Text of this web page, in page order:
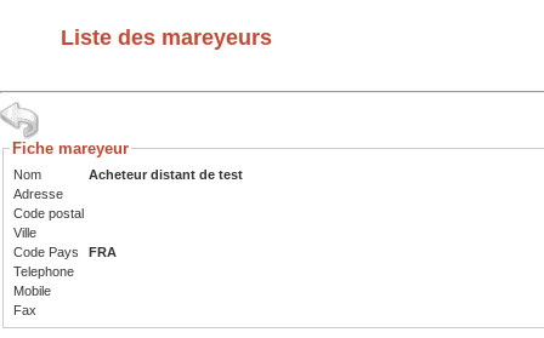
Liste des mareyeurs
Fiche mareyeur
Nom
Acheteur distant de test
Adresse
Code postal
Ville
Code Pays
FRA
Telephone
Mobile
Fax